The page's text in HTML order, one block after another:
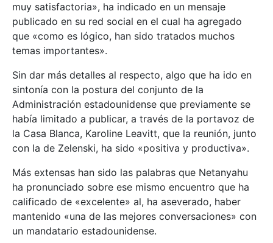
muy satisfactoria», ha indicado en un mensaje
publicado en su red social en el cual ha agregado
que «como es lógico, han sido tratados muchos
temas importantes».
Sin dar más detalles al respecto, algo que ha ido en
sintonía con la postura del conjunto de la
Administración estadounidense que previamente se
había limitado a publicar, a través de la portavoz de
la Casa Blanca, Karoline Leavitt, que la reunión, junto
con la de Zelenski, ha sido «positiva y productiva».
Más extensas han sido las palabras que Netanyahu
ha pronunciado sobre ese mismo encuentro que ha
calificado de «excelente» al, ha aseverado, haber
mantenido «una de las mejores conversaciones» con
un mandatario estadounidense.